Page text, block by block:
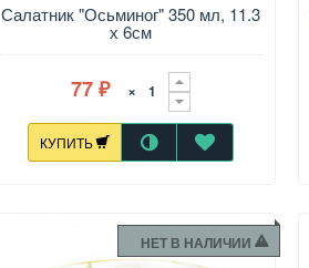
Салатник "Осьминог" 350 мл, 11.3
х 6см
77 ₽ ×
КУПИТЬ
НЕТ В НАЛИЧИИ